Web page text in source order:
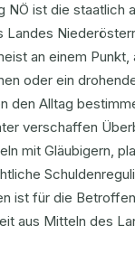
NÖ ist die staatlich
Landes
an einem Punkt,
oder ein
den Alltag
verschaffen
mit Gläubigern,
ist für die
aus Mitteln des